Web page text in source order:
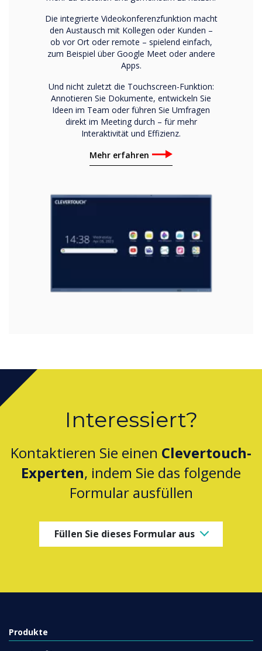
Die integrierte Videokonferenzfunktion macht
den Austausch mit Kollegen oder Kunden –
ob vor Ort oder remote – spielend einfach,
zum Beispiel über Google Meet oder andere
Apps.
Und nicht zuletzt die Touchscreen-Funktion:
Annotieren Sie Dokumente, entwickeln Sie
Ideen im Team oder führen Sie Umfragen
direkt im Meeting durch – für mehr
Interaktivität und Effizienz.
Mehr erfahren
Interessiert?
Kontaktieren Sie einen Clevertouch-
Experten, indem Sie das folgende
Formular ausfüllen
Füllen Sie dieses Formular aus
Produkte